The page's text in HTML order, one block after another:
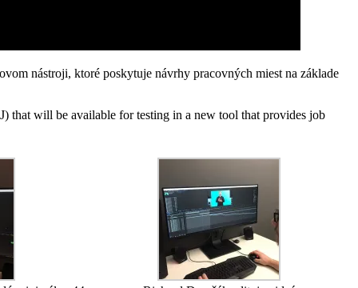
nástroji, ktoré poskytuje návrhy pracovných miest na základe
that will be available for testing in a new tool that provides job